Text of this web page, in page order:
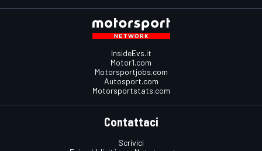
InsideEvs.it
Motor1.com
Motorsportjobs.com
Autosport.com
Motorsportstats.com
Contattaci
Scrivici